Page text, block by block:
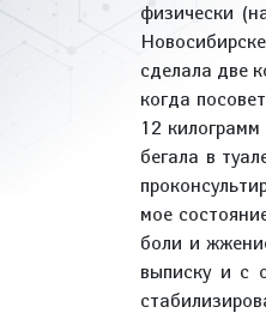
физически
сделала две
когда
12
бегала в
мое
боли и
выписку и с